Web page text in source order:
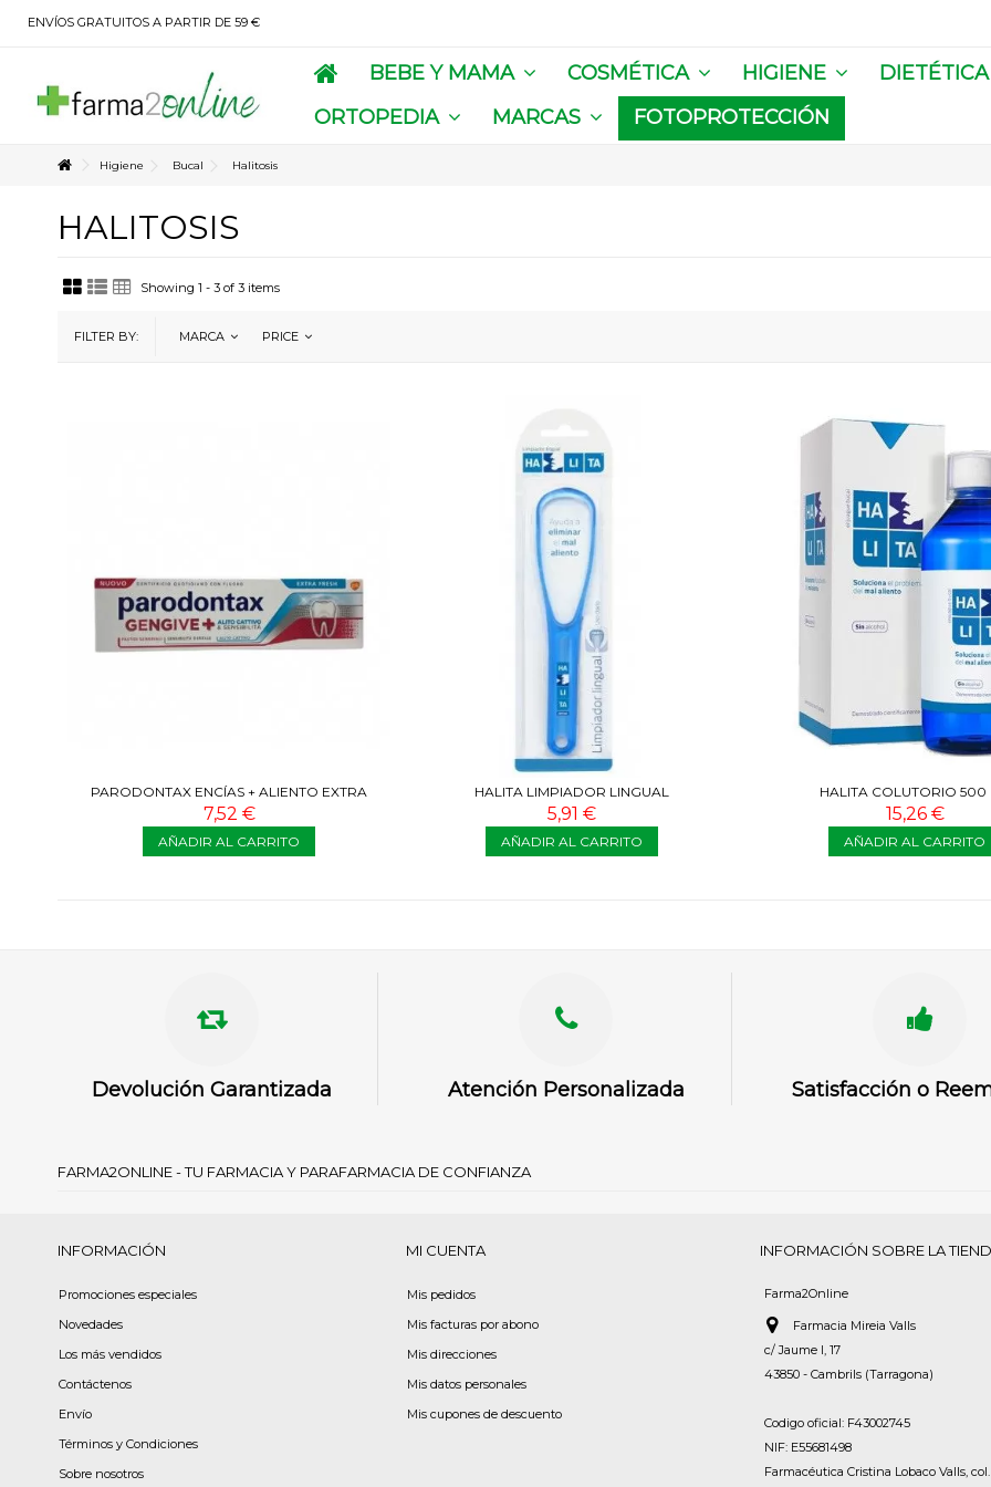
ENVÍOS GRATUITOS A PARTIR DE 59 €
BEBE Y MAMA COSMÉTICA HIGIENE
ORTOPEDIA
MARCAS FOTOPROTECCIÓN
Higiene Bucal Halitosis
HALITOSIS
Showing 1 - 3 of 3 items
FILTER BY: MARCA PRICE
PARODONTAX ENCÍAS + ALIENTO EXTRA
FRESH 75 ML
7,52 €
AÑADIR AL CARRITO
HALITA LIMPIADOR LINGUAL
5,91 €
AÑADIR AL CARRITO
HALITA COLUTORIO 500
15,26 €
AÑADIR AL CARRITO
Devolución Garantizada Atención Personalizada Satisfacción o
FARMA2ONLINE - TU FARMACIA Y PARAFARMACIA DE CONFIANZA
INFORMACIÓN
Promociones especiales
Novedades
Los más vendidos
Contáctenos
Envío
Términos y Condiciones
Sobre nosotros
MI CUENTA
Mis pedidos
Mis facturas por abono
Mis direcciones
Mis datos personales
Mis cupones de descuento
INFORMACIÓN SOBRE LA
Farma2Online
Farmacia Mireia Valls
c/ Jaume I, 17
43850 - Cambrils (Tarragona)
Codigo oficial: F43002745
NIF: E55681498
Farmacéutica Cristina Lobaco Valls, col.